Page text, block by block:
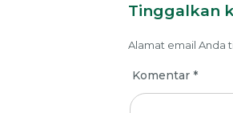
Tinggalkan
Alamat email Anda
Komentar *